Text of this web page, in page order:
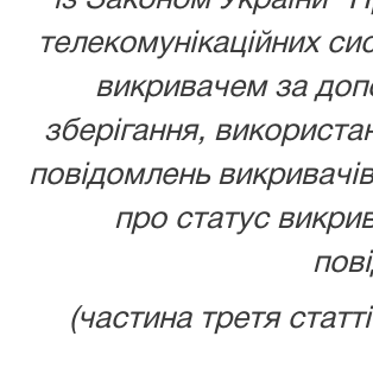
телекомунікаційних
викривачем за
зберігання,
повідомлень
про статус
(частина третя